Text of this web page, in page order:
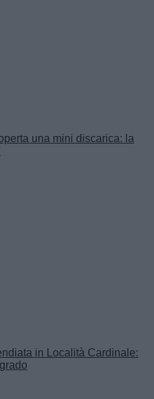
una mini discarica: la
in Località Cardinale: